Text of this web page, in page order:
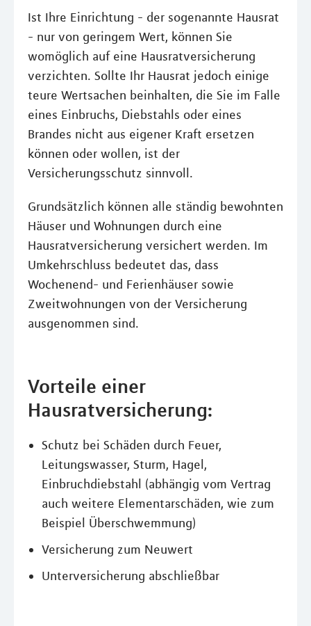
Ist Ihre Einrichtung - der sogenannte Hausrat
- nur von geringem Wert, können Sie
womöglich auf eine Hausratversicherung
verzichten. Sollte Ihr Hausrat jedoch einige
teure Wertsachen beinhalten, die Sie im Falle
eines Einbruchs, Diebstahls oder eines
Brandes nicht aus eigener Kraft ersetzen
können oder wollen, ist der
Versicherungsschutz sinnvoll.
Grundsätzlich können alle ständig bewohnten
Häuser und Wohnungen durch eine
Hausratversicherung versichert werden. Im
Umkehrschluss bedeutet das, dass
Wochenend- und Ferienhäuser sowie
Zweitwohnungen von der Versicherung
ausgenommen sind.
Vorteile einer
Hausratversicherung:
Schutz bei Schäden durch Feuer,
Leitungswasser, Sturm, Hagel,
Einbruchdiebstahl (abhängig vom Vertrag
auch weitere Elementarschäden, wie zum
Beispiel Überschwemmung)
Versicherung zum Neuwert
Unterversicherung abschließbar